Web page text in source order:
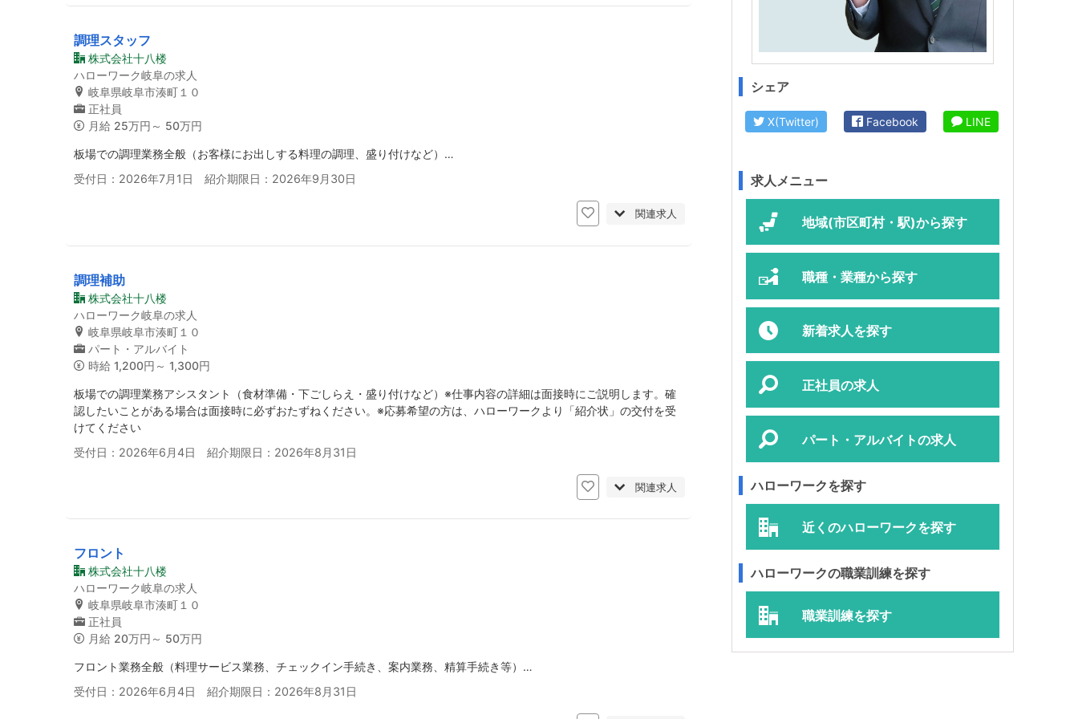
調理スタッフ
株式会社十八楼
ハローワーク岐阜の求人
岐阜県岐阜市湊町１０
正社員
月給 25万円～ 50万円
板場での調理業務全般（お客様にお出しする料理の調理、盛り付けなど）…
受付日：2026年7月1日 紹介期限日：2026年9月30日
関連求人
調理補助
株式会社十八楼
ハローワーク岐阜の求人
岐阜県岐阜市湊町１０
パート・アルバイト
時給 1,200円～ 1,300円
板場での調理業務アシスタント（食材準備・下ごしらえ・盛り付けなど）※仕事内容の詳細は面接時にご説明します。確
認したいことがある場合は面接時に必ずおたずねください。※応募希望の方は、ハローワークより「紹介状」の交付を受
けてください
受付日：2026年6月4日 紹介期限日：2026年8月31日
関連求人
フロント
株式会社十八楼
ハローワーク岐阜の求人
岐阜県岐阜市湊町１０
正社員
月給 20万円～ 50万円
フロント業務全般（料理サービス業務、チェックイン手続き、案内業務、精算手続き等）…
受付日：2026年6月4日 紹介期限日：2026年8月31日
シェア
X(Twitter) Facebook LINE
求人メニュー
地域(市区町村・駅)から探す
職種・業種から探す
新着求人を探す
正社員の求人
パート・アルバイトの求人
ハローワークを探す
近くのハローワークを探す
ハローワークの職業訓練を探す
職業訓練を探す